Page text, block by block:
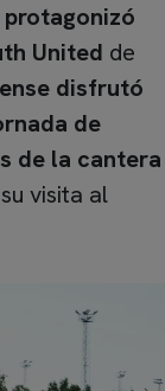
United de
disfrutó
de
de la cantera
visita al